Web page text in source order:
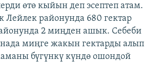
өтө кыйын деп эсептеп атам.
Лейлек районунда 680 гектар
2 миңден ашык. Себеби
миңге жакын гектарды алып
бүгүнкү күндө ошондой